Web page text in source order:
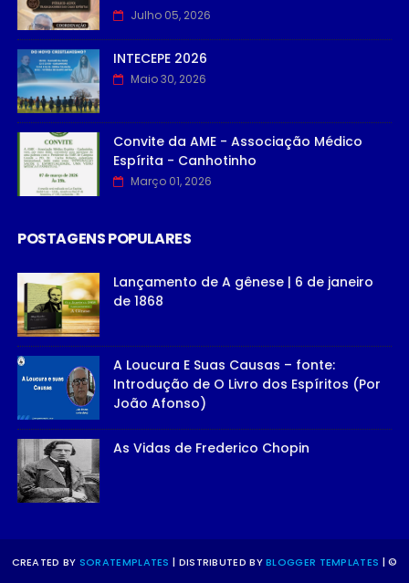
Julho 05, 2026
INTECEPE 2026
Maio 30, 2026
Convite da AME - Associação Médico
Espírita - Canhotinho
Março 01, 2026
POSTAGENS POPULARES
Lançamento de A gênese | 6 de janeiro
de 1868
A Loucura E Suas Causas – fonte:
Introdução de O Livro dos Espíritos (Por
João Afonso)
As Vidas de Frederico Chopin
CREATED BY SORATEMPLATES | DISTRIBUTED BYBLOGGER TEMPLATES | ©